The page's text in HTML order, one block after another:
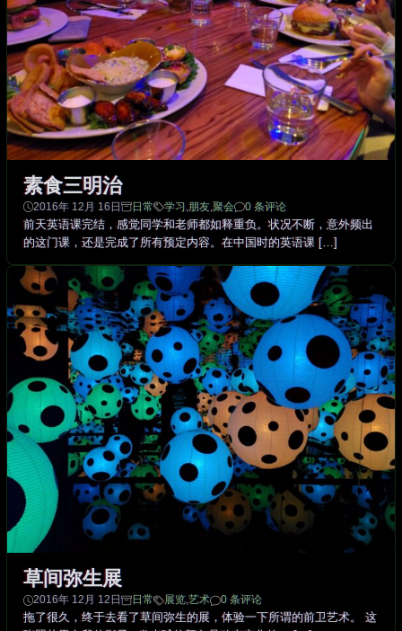
素食三明治
2016年 12月 16日 日常 学习 朋友,聚会
0 条评论
前天英语课完结，感觉同学和老师都如释重负。状况不断，意外频出
的这门课，还是完成了所有预定内容。在中国时的英语课 […]
草间弥生展
2016年 12月 12日 日常 展览,艺术
0 条评论
拖了很久，终于去看了草间弥生的展，体验一下所谓的前卫艺术。 这